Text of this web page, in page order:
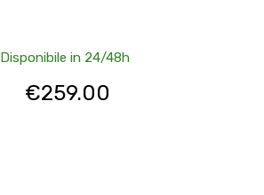
Disponibile in 24/48h
€259.00